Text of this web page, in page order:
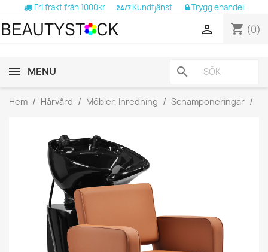
Fri frakt från 1000kr 24/7 Kundtjänst Trygg ehandel
shopping_cart (0)

MENU search
Hem Hårvård Möbler, Inredning Schamponeringar